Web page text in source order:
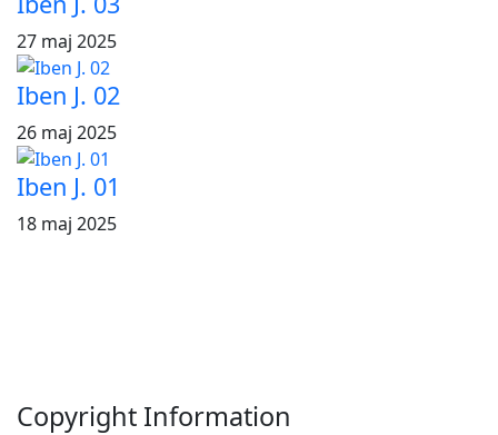
27 maj 2025
Iben J. 02
26 maj 2025
Iben J. 01
18 maj 2025
Copyright Information